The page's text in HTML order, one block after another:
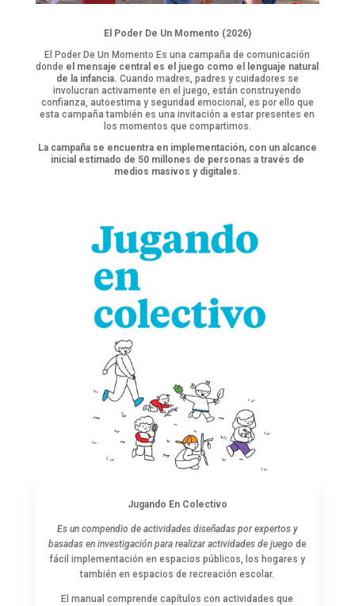
El Poder De Un Momento (2026)
El Poder De Un Momento Es una campaña de comunicación
donde el mensaje central es el juego como el lenguaje natural
de la infancia. Cuando madres, padres y cuidadores se
involucran activamente en el juego, están construyendo
confianza, autoestima y seguridad emocional, es por ello que
esta campaña también es una invitación a estar presentes en
los momentos que compartimos.
La campaña se encuentra en implementación, con un alcance
inicial estimado de 50 millones de personas a través de
medios masivos y digitales.
Jugando En Colectivo
Es un compendio de actividades diseñadas por expertos y
basadas en investigación para realizar actividades de juego de
fácil implementación en espacios públicos, los hogares y
también en espacios de recreación escolar.
El manual comprende capítulos con actividades que